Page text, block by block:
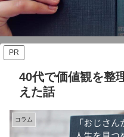
PR
40代で価値観を整
えた話
コラム